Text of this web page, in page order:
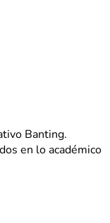
Banting.
en lo académico